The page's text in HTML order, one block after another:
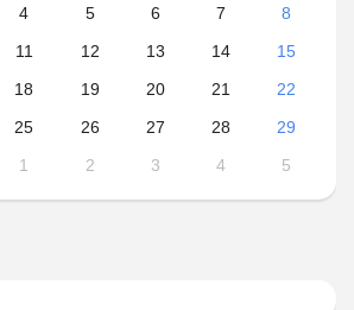
4 5 6 7
8
11 12 13 14
15
18 19 20 21
22
25 26 27 28
29
1 2 3 4 5